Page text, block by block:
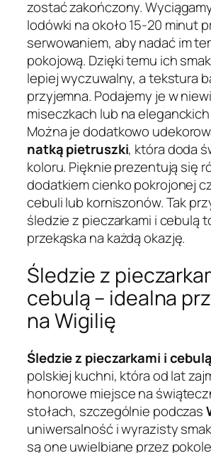
zostać zakończony.
lodówki na około 15-20 minut
serwowaniem, aby nadać im
pokojową. Dzięki temu ich
lepiej wyczuwalny, a tekstura
przyjemna. Podajemy je w
miseczkach lub na
Można je dodatkowo
natką pietruszki, która doda
koloru. Pięknie prezentują się
dodatkiem cienko pokrojonej
cebuli lub korniszonów. Tak
śledzie z pieczarkami i cebulą
przekąska na każdą okazję.
Śledzie z
cebulą – idealna
na Wigilię
Śledzie z pieczarkami i cebulą
polskiej kuchni, która od lat
honorowe miejsce na
stołach, szczególnie podczas
uniwersalność i wyrazisty
są one uwielbiane przez